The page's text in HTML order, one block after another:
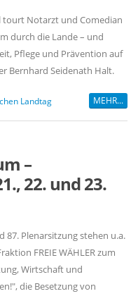
tourt Notarzt und Comedian
durch die Lande – und
Pflege und Prävention auf
Bernhard Seidenath Halt.
Landtag MEHR...
–
22. und 23.
87. Plenarsitzung stehen u.a.
FREIE WÄHLER zum
Wirtschaft und
die Besetzung von